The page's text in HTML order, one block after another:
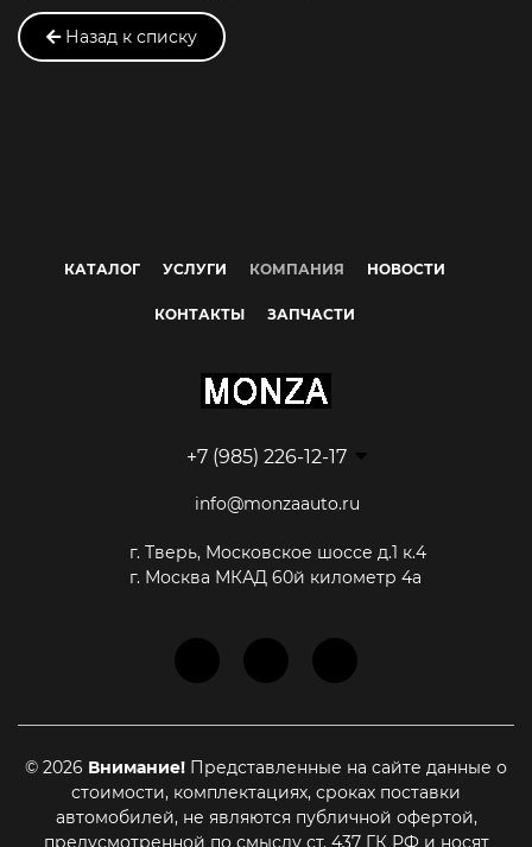
Назад к списку
КАТАЛОГ УСЛУГИ КОМПАНИЯ НОВОСТИ
КОНТАКТЫ ЗАПЧАСТИ
+7 (985) 226-12-17
info@monzaauto.ru
г. Тверь, Московское шоссе д.1 к.4
г. Москва МКАД 60й километр 4а
© 2026 Внимание! Представленные на сайте данные о
стоимости, комплектациях, сроках поставки
автомобилей, не являются публичной офертой,
предусмотренной по смыслу ст. 437 ГК РФ и носят